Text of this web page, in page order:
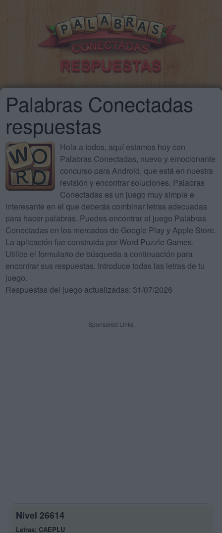
Palabras Conectadas
respuestas
Hola a todos, aquí estamos hoy con
Palabras Conectadas, nuevo y emocionante
concurso para Android, que está en nuestra
revisión y encontrar soluciones. Palabras
Conectadas es un juego muy simple e
interesante en el que deberás combinar letras adecuadas
para hacer palabras. Puedes encontrar el juego Palabras
Conectadas en los mercados de Google Play y Apple Store.
La aplicación fue construida por Word Puzzle Games.
Utilice el formulario de búsqueda a continuación para
encontrar sus respuestas. Introduce todas las letras de tu
juego.
Respuestas del juego actualizadas: 31/07/2026
Sponsored Links
Nivel 26614
Letras: CAEPLU